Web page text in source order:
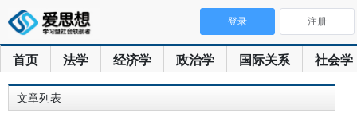
首页 法学 经济学 政治学 国际关系 社会学
登录 注册
文章列表